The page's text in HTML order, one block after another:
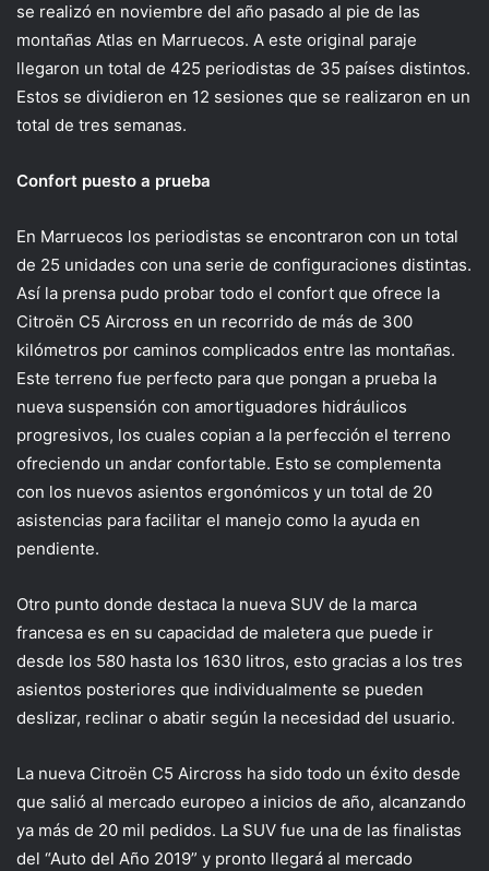
se realizó en noviembre del año pasado al pie de las
montañas Atlas en Marruecos. A este original paraje
llegaron un total de 425 periodistas de 35 países distintos.
Estos se dividieron en 12 sesiones que se realizaron en un
total de tres semanas.
Confort puesto a prueba
En Marruecos los periodistas se encontraron con un total
de 25 unidades con una serie de configuraciones distintas.
Así la prensa pudo probar todo el confort que ofrece la
Citroën C5 Aircross en un recorrido de más de 300
kilómetros por caminos complicados entre las montañas.
Este terreno fue perfecto para que pongan a prueba la
nueva suspensión con amortiguadores hidráulicos
progresivos, los cuales copian a la perfección el terreno
ofreciendo un andar confortable. Esto se complementa
con los nuevos asientos ergonómicos y un total de 20
asistencias para facilitar el manejo como la ayuda en
pendiente.
Otro punto donde destaca la nueva SUV de la marca
francesa es en su capacidad de maletera que puede ir
desde los 580 hasta los 1630 litros, esto gracias a los tres
asientos posteriores que individualmente se pueden
deslizar, reclinar o abatir según la necesidad del usuario.
La nueva Citroën C5 Aircross ha sido todo un éxito desde
que salió al mercado europeo a inicios de año, alcanzando
ya más de 20 mil pedidos. La SUV fue una de las finalistas
del “Auto del Año 2019” y pronto llegará al mercado